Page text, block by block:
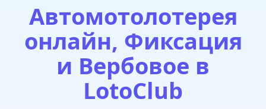
Автомотолотерея
онлайн, Фиксация
и Вербовое в
LotoClub